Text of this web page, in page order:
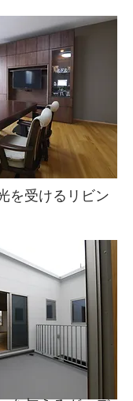
を受けるリビン